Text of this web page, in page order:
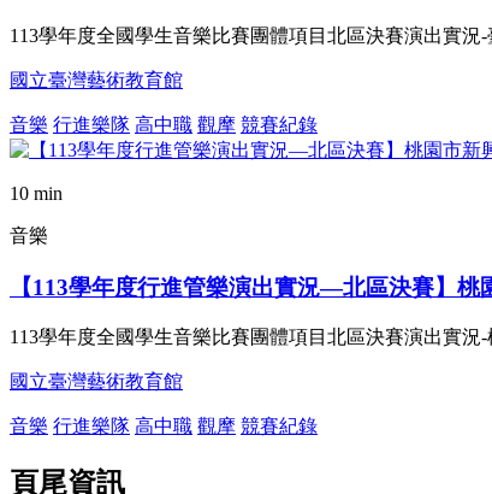
113學年度全國學生音樂比賽團體項目北區決賽演出實
國立臺灣藝術教育館
音樂 行進樂隊 高中職 觀摩 競賽紀錄
10 min
音樂
【113學年度行進管樂演出實況—北區決賽】桃
113學年度全國學生音樂比賽團體項目北區決賽演出實
國立臺灣藝術教育館
音樂 行進樂隊 高中職 觀摩 競賽紀錄
頁尾資訊